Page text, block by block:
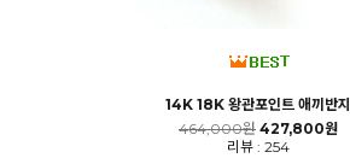
14K 18K 왕관포인트 애끼반지
464,000원 427,800원
리뷰 : 254